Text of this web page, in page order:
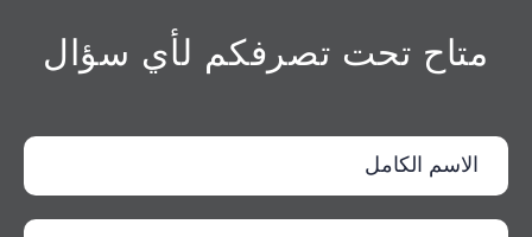
متاح تحت تصرفكم لأي سؤال